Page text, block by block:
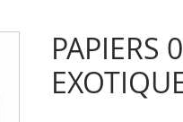
PAPIERS